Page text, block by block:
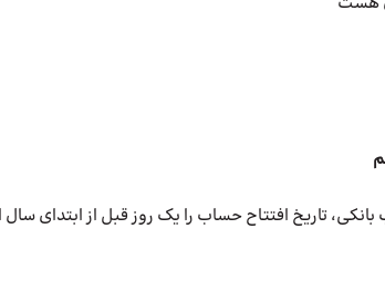
تاریخ افتتاح حساب را یک روز قبل از ابتدای